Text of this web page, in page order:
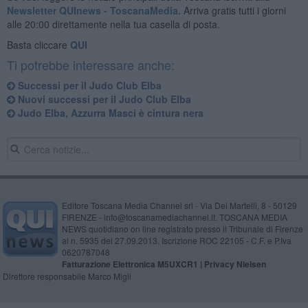
Newsletter QUInews - ToscanaMedia. Arriva gratis tutti i giorni
alle 20:00 direttamente nella tua casella di posta.
Basta cliccare QUI
Ti potrebbe interessare anche:
Successi per il Judo Club Elba
Nuovi successi per il Judo Club Elba
Judo Elba, Azzurra Masci è cintura nera
Editore Toscana Media Channel srl - Via Dei Martelli, 8 - 50129
FIRENZE - info@toscanamediachannel.it. TOSCANA MEDIA
NEWS quotidiano on line registrato presso il Tribunale di Firenze
al n. 5935 del 27.09.2013. Iscrizione ROC 22105 - C.F. e P.Iva
0620787048
Fatturazione Elettronica M5UXCR1 | Privacy Nielsen
Direttore responsabile Marco Migli